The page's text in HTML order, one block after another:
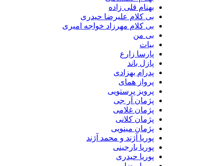
بهنام قلی زاده
بی کلام علیرضا حیدری
بی کلام مهرزاد خواجه امیری
پارسا زارع
پازل باند
پدرام بهزادی
پرواز همای
پرویز پرستویی
پژمان آر جی
پژمان غلامی
پژمان کلانی
پژمان مینویی
پوریا آژند و محمد آژند
پوریا بارجینی
پوریا حیدری